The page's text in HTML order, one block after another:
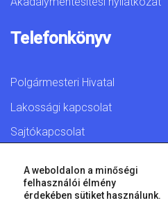
Telefonkönyv
Polgármesteri Hivatal
Lakossági kapcsolat
Sajtókapcsolat
© 2026 Győr Megyei Jogú
A weboldalon a minőségi
felhasználói élmény
érdekében sütiket használunk.